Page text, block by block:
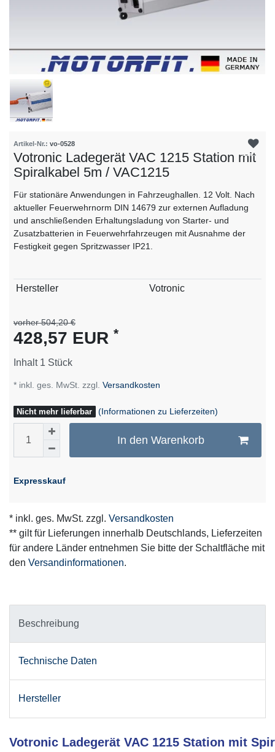
Artikel-Nr.: vo-0528
Votronic Ladegerät VAC 1215 Station mit
Spiralkabel 5m / VAC1215
Für stationäre Anwendungen in Fahrzeughallen. 12 Volt. Nach
aktueller Feuerwehrnorm DIN 14679 zur externen Aufladung
und anschließenden Erhaltungsladung von Starter- und
Zusatzbatterien in Feuerwehrfahrzeugen mit Ausnahme der
Festigkeit gegen Spritzwasser IP21.
Technisches
Wert
Hersteller Votronic
vorher 504,20 €
428,57 EUR *
Inhalt 1 Stück
* inkl. ges. MwSt. zzgl. Versandkosten
Nicht mehr lieferbar (Informationen zu Lieferzeiten)
In den Warenkorb
Expresskauf
* inkl. ges. MwSt. zzgl. Versandkosten
** gilt für Lieferungen innerhalb Deutschlands, Lieferzeiten
für andere Länder entnehmen Sie bitte der Schaltfläche mit
den Versandinformationen.
Beschreibung
Technische Daten
Hersteller
Votronic Ladegerät VAC 1215 Station mit